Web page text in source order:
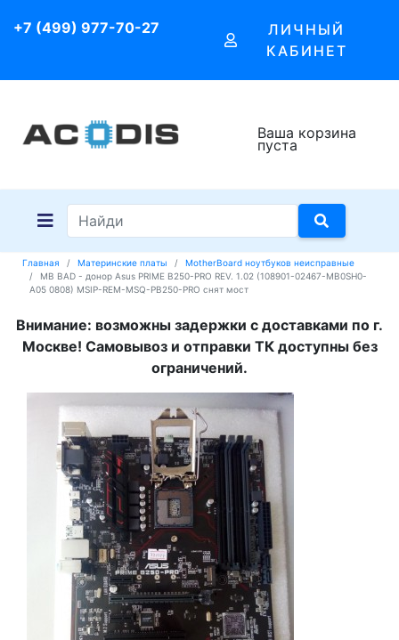
+7 (499) 977-70-27
ЛИЧНЫЙ
КАБИНЕТ
Ваша корзина
пуста
Главная Материнские платы
MotherBoard ноутбуков неисправные
MB BAD - донор Asus PRIME B250-PRO REV. 1.02 (108901-02467-MB0SH0-
A05 0808) MSIP-REM-MSQ-PB250-PRO снят мост
Внимание: возможны задержки с доставками по г.
Москве! Самовывоз и отправки ТК доступны без
ограничений.